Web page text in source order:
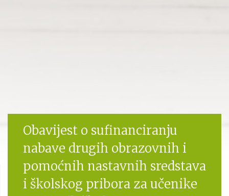
Obavijest o sufinanciranju
nabave drugih obrazovnih i
pomoćnih nastavnih sredstava
i školskog pribora za učenike